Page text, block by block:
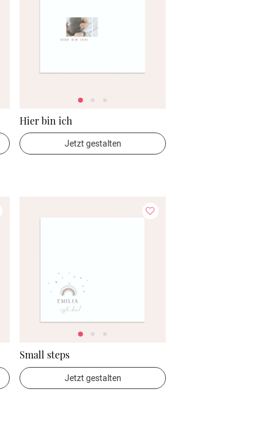
Hier bin ich
Jetzt gestalten
Small steps
Jetzt gestalten